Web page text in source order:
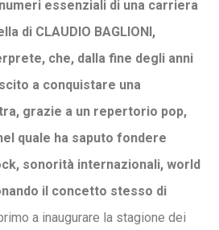
essenziali di una carriera
di CLAUDIO BAGLIONI,
che, dalla fine degli anni
a conquistare una
grazie a un repertorio pop,
quale ha saputo fondere
sonorità internazionali, world
il concetto stesso di
a inaugurare la stagione dei